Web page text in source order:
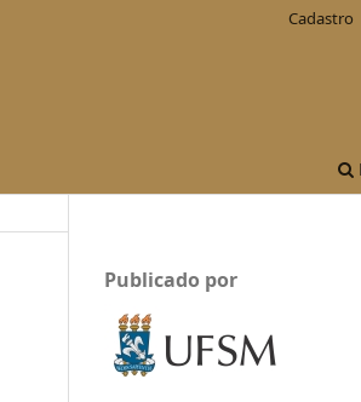
Cadastro
Publicado por